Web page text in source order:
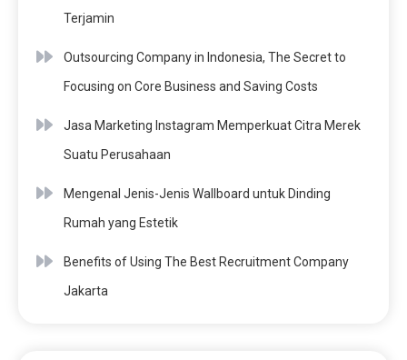
Terjamin
Outsourcing Company in Indonesia, The Secret to
Focusing on Core Business and Saving Costs
Jasa Marketing Instagram Memperkuat Citra Merek
Suatu Perusahaan
Mengenal Jenis-Jenis Wallboard untuk Dinding
Rumah yang Estetik
Benefits of Using The Best Recruitment Company
Jakarta